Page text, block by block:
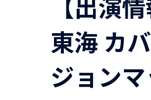
東海 カ
ジョン